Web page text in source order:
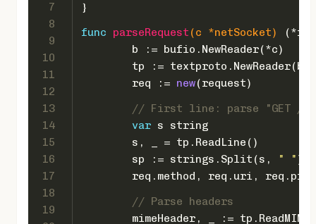
7
8
9
10
11
12
13
14
15
16
17
18
19
}
func
parseRequest (c *netSocket)
	b := bufio.NewReader(*c)
	tp := textproto.NewReader(b)
	req :=
new(request)
// First line: parse "GET /
var s string
	s, _ = tp.ReadLine()
	sp := strings.Split(s,
" " )
req.method, req.uri,
// Parse headers
mimeHeader, _ :=